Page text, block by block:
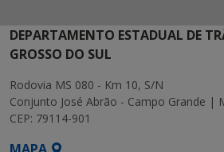
DEPARTAMENTO ESTADUAL DE
GROSSO DO SUL
Rodovia MS 080 - Km 10, S/N
Conjunto José Abrão - Campo Grande |
CEP: 79114-901